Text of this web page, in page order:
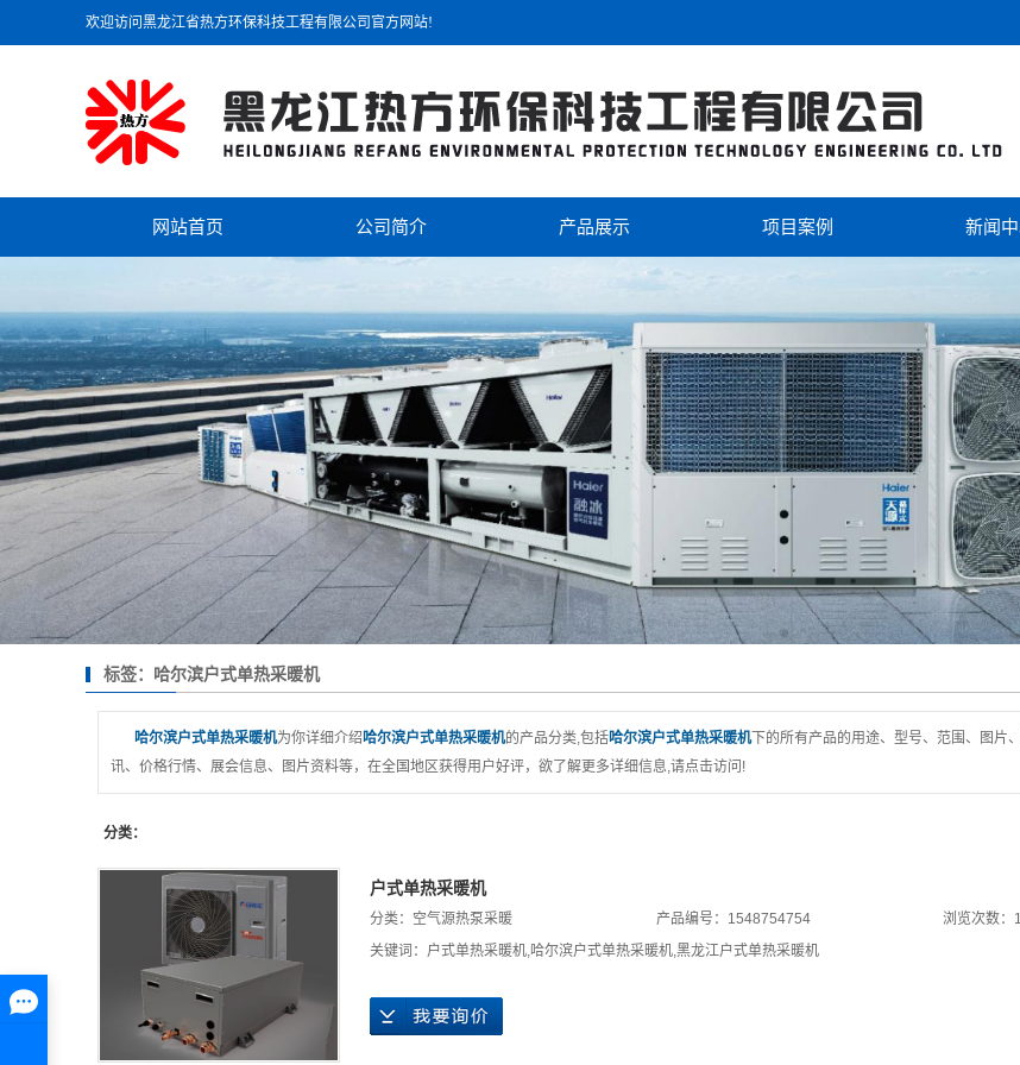
欢迎访问黑龙江省热方环保科技工程有限公司官方网站!
网站首页 公司简介
联系我们
产品展示
美的
芬尼克兹
双级热泵
项目案例
视频中心
新闻
行业
标签：哈尔滨户式单热采暖机
哈尔滨户式单热采暖机为你详细介绍哈尔滨户式单热采暖机的产品分类,包括哈尔滨户式单热采暖机下的所有产品的用途、型号、范围、图片
讯、价格行情、展会信息、图片资料等，在全国地区获得用户好评，欲了解更多详细信息,请点击访问!
分类：
户式单热采暖机
分类： 空气源热泵采暖 产品编号：1548754754
浏览次数：
关键词： 户式单热采暖机,哈尔滨户式单热采暖机,黑龙江户式单热采暖机